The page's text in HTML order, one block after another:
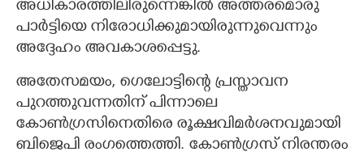
അധികാരത്തിലിരുന്നെങ്കിൽ അത്തരമൊരു
പാർട്ടിയെ നിരോധിക്കുമായിരുന്നുവെന്നും
അദ്ദേഹം അവകാശപ്പെട്ടു.
അതേസമയം, ഗെലോട്ടിന്റെ പ്രസ്താവന
പുറത്തുവന്നതിന് പിന്നാലെ
കോൺഗ്രസിനെതിരെ രൂക്ഷവിമർശനവുമായി
ബിജെപി രംഗത്തെത്തി. കോൺഗ്രസ് നിരന്തരം